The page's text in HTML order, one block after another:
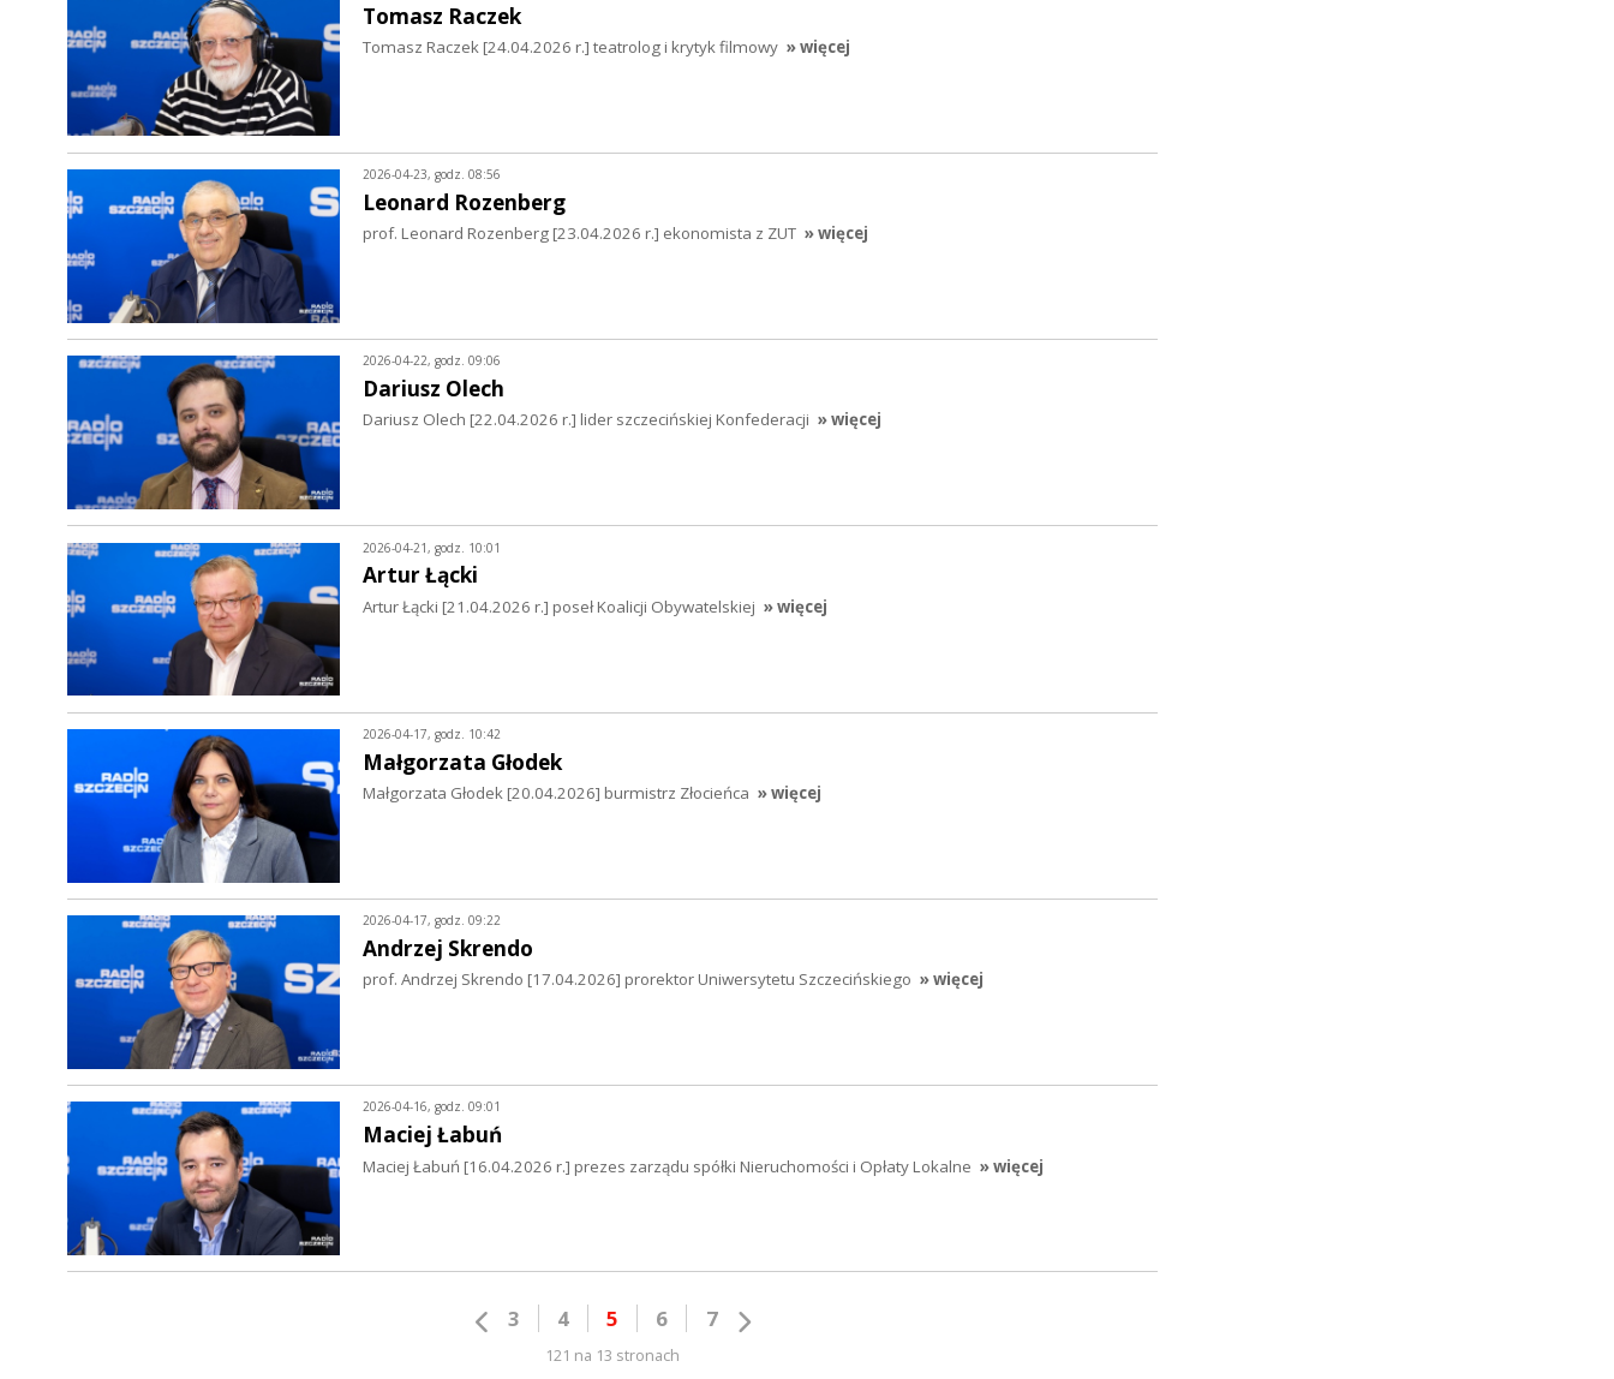
Tomasz Raczek
Tomasz Raczek [24.04.2026 r.] teatrolog i krytyk filmowy » więcej
2026-04-23, godz. 08:56
Leonard Rozenberg
prof. Leonard Rozenberg [23.04.2026 r.] ekonomista z ZUT » więcej
2026-04-22, godz. 09:06
Dariusz Olech
Dariusz Olech [22.04.2026 r.] lider szczecińskiej Konfederacji » więcej
2026-04-21, godz. 10:01
Artur Łącki
Artur Łącki [21.04.2026 r.] poseł Koalicji Obywatelskiej » więcej
2026-04-17, godz. 10:42
Małgorzata Głodek
Małgorzata Głodek [20.04.2026] burmistrz Złocieńca » więcej
2026-04-17, godz. 09:22
Andrzej Skrendo
prof. Andrzej Skrendo [17.04.2026] prorektor Uniwersytetu Szczecińskiego » więcej
2026-04-16, godz. 09:01
Maciej Łabuń
Maciej Łabuń [16.04.2026 r.] prezes zarządu spółki Nieruchomości i Opłaty Lokalne » więcej
3 4 5 6 7
121 na 13 stronach